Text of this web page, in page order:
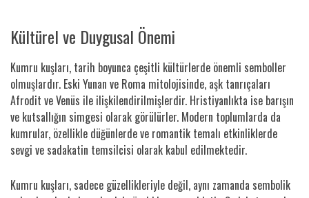
Kültürel ve Duygusal Önemi
Kumru kuşları, tarih boyunca çeşitli kültürlerde önemli semboller
olmuşlardır. Eski Yunan ve Roma mitolojisinde, aşk tanrıçaları
Afrodit ve Venüs ile ilişkilendirilmişlerdir. Hristiyanlıkta ise barışın
ve kutsallığın simgesi olarak görülürler. Modern toplumlarda da
kumrular, özellikle düğünlerde ve romantik temalı etkinliklerde
sevgi ve sadakatin temsilcisi olarak kabul edilmektedir.
Kumru kuşları, sadece güzellikleriyle değil, aynı zamanda sembolik